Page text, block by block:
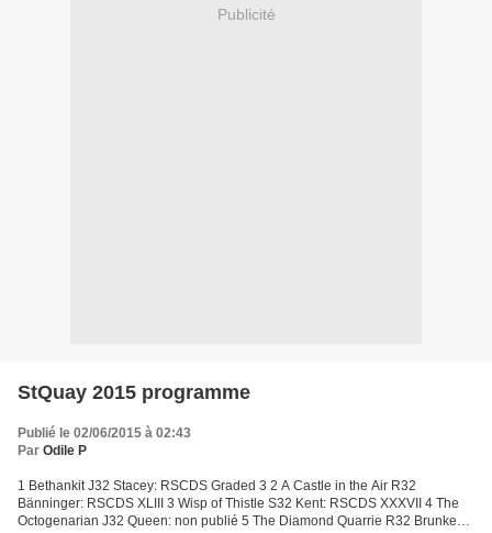
Publicité
StQuay 2015 programme
Publié le 02/06/2015 à 02:43
Par Odile P
1 Bethankit J32 Stacey: RSCDS Graded 3 2 A Castle in the Air R32
Bänninger: RSCDS XLIII 3 Wisp of Thistle S32 Kent: RSCDS XXXVII 4 The
Octogenarian J32 Queen: non publié 5 The Diamond Quarrie R32 Brunken: